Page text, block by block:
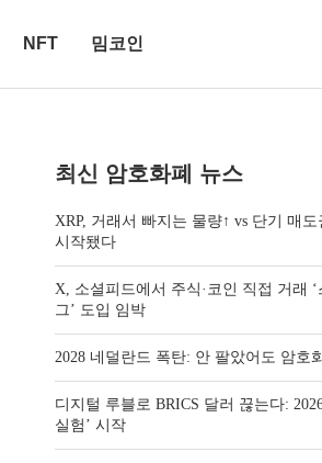
NFT 밈코인
최신 암호화폐 뉴스
XRP, 거래서 빠지는 물량↑ vs 단기 매
시작됐다
X, 소셜피드에서 주식·코인 직접 거래 ‘
그’ 도입 임박
2028 네덜란드 폭탄: 안 팔았어도 암호
디지털 루블로 BRICS 달러 끊는다:
실험’ 시작